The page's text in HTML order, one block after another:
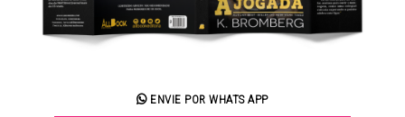
ENVIE POR WHATS APP